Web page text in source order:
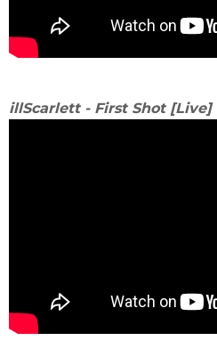
illScarlett - First Shot [Live]